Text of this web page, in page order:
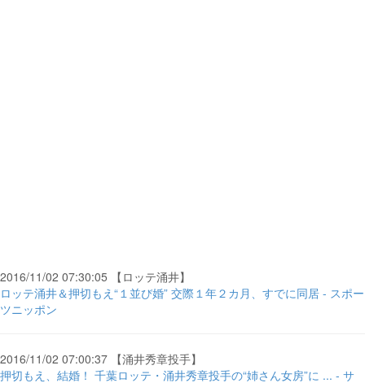
2016/11/02 07:30:05 【ロッテ涌井】
ロッテ涌井＆押切もえ“１並び婚” 交際１年２カ月、すでに同居 - スポー
ツニッポン
2016/11/02 07:00:37 【涌井秀章投手】
押切もえ、結婚！ 千葉ロッテ・涌井秀章投手の“姉さん女房”に ... - サ